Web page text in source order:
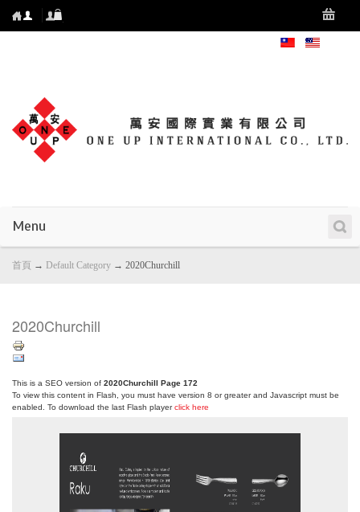
Menu
首頁 → Default Category → 2020Churchill
2020Churchill
This is a SEO version of 2020Churchill Page 172
To view this content in Flash, you must have version 8 or greater and Javascript must be
enabled. To download the last Flash playerclick here